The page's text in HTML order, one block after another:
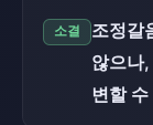
소결
조정갈
않으나
변할